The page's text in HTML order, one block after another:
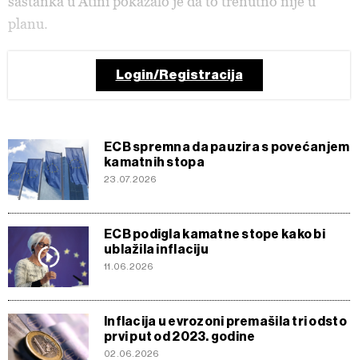
planu.
Login/Registracija
ECB spremna da pauzira s povećanjem
kamatnih stopa
23.07.2026
ECB podigla kamatne stope kako bi
ublažila inflaciju
11.06.2026
Inflacija u evrozoni premašila tri odsto
prvi put od 2023. godine
02.06.2026